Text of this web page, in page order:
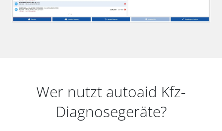
Wer nutzt autoaid Kfz-
Diagnosegeräte?